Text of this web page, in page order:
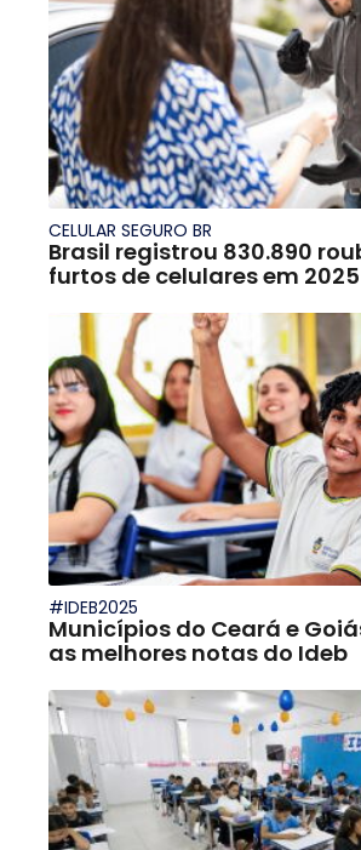
CELULAR SEGURO BR
Brasil registrou 830.890
furtos de celulares em 2025
#IDEB2025
Municípios do Ceará e
as melhores notas do Ideb